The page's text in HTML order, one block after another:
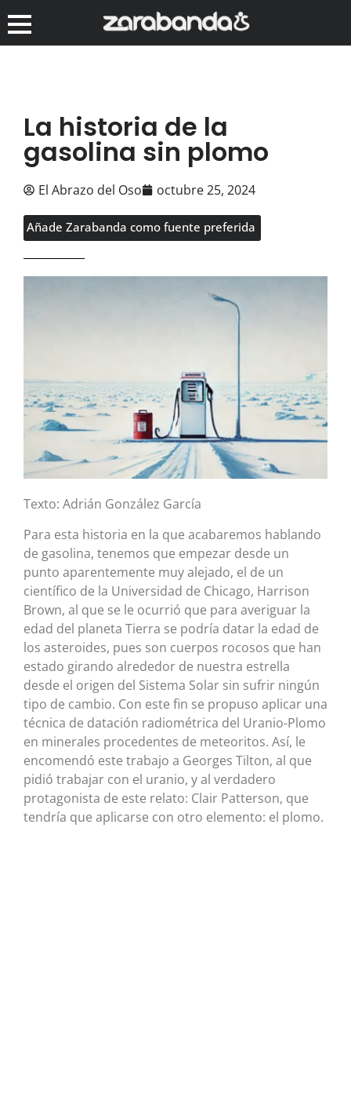
La historia de la
gasolina sin plomo
El Abrazo del Oso octubre 25, 2024
Añade Zarabanda como fuente preferida
Texto: Adrián González García
Para esta historia en la que acabaremos hablando
de gasolina, tenemos que empezar desde un
punto aparentemente muy alejado, el de un
científico de la Universidad de Chicago, Harrison
Brown, al que se le ocurrió que para averiguar la
edad del planeta Tierra se podría datar la edad de
los asteroides, pues son cuerpos rocosos que han
estado girando alrededor de nuestra estrella
desde el origen del Sistema Solar sin sufrir ningún
tipo de cambio. Con este fin se propuso aplicar una
técnica de datación radiométrica del Uranio-Plomo
en minerales procedentes de meteoritos. Así, le
encomendó este trabajo a Georges Tilton, al que
pidió trabajar con el uranio, y al verdadero
protagonista de este relato: Clair Patterson, que
tendría que aplicarse con otro elemento: el plomo.